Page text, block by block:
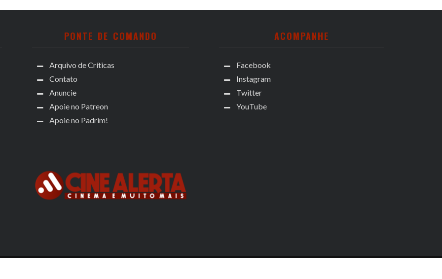
PONTE DE COMANDO
Arquivo de Críticas
Contato
Anuncie
Apoie no Patreon
Apoie no Padrim!
ACOMPANHE
Facebook
Instagram
Twitter
YouTube